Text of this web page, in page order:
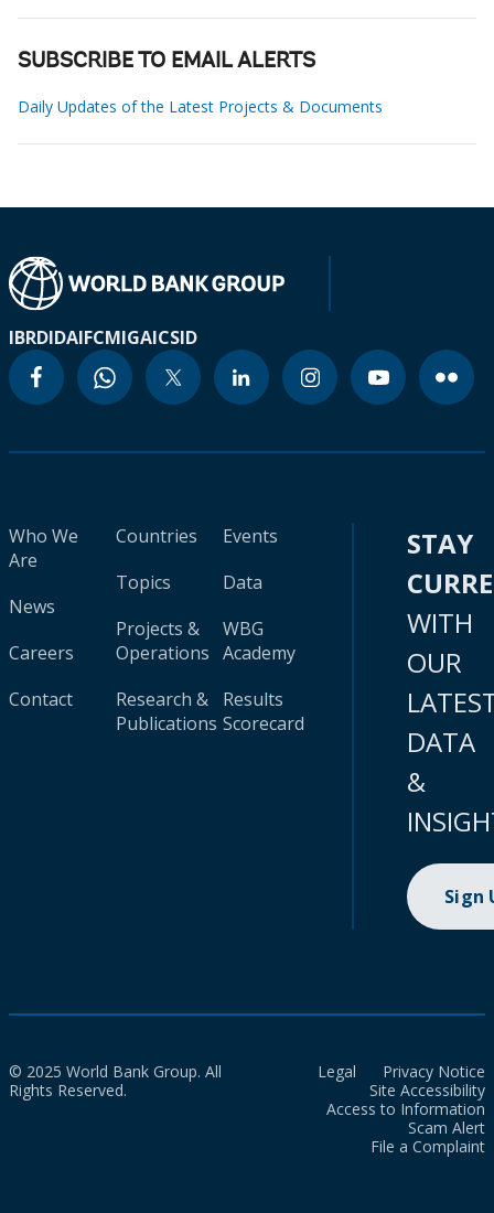
SUBSCRIBE TO EMAIL ALERTS
Daily Updates of the Latest Projects & Documents
IBRDIDAIFCMIGAICSID
Who We
Are
News
Careers
Contact
Countries
Topics
Projects &
Operations
Research &
Publications
Events
Data
WBG
Academy
Results
Scorecard
STAY
WITH
OUR
DATA
&
Sign
© 2025 World Bank Group. All
Rights Reserved.
Legal
Privacy Notice
Site Accessibility
Access to Information
Scam Alert
File a Complaint